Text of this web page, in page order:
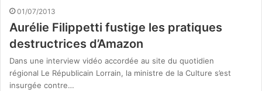
01/07/2013
Aurélie Filippetti fustige les pratiques
destructrices d’Amazon
Dans une interview vidéo accordée au site du quotidien
régional Le Républicain Lorrain, la ministre de la Culture s’est
insurgée contre…